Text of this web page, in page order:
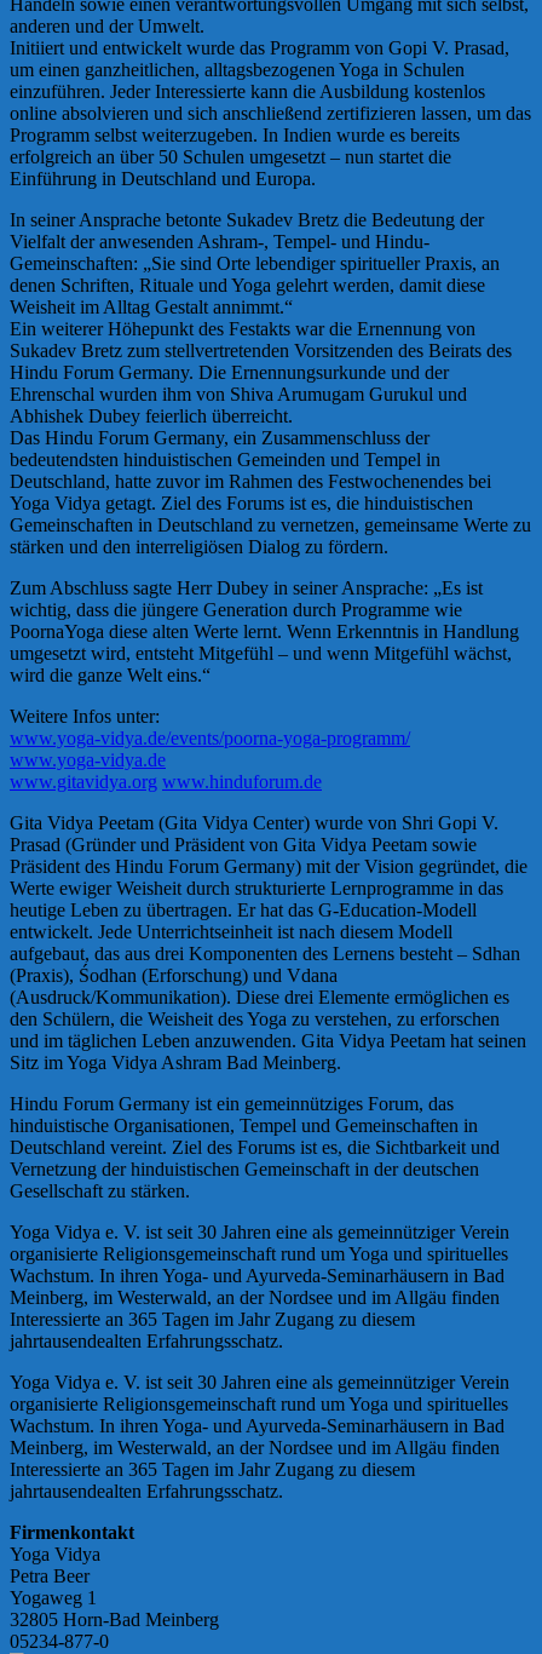
Handeln sowie einen verantwortungsvollen Umgang mit sich selbst,
anderen und der Umwelt.
Initiiert und entwickelt wurde das Programm von Gopi V. Prasad,
um einen ganzheitlichen, alltagsbezogenen Yoga in Schulen
einzuführen. Jeder Interessierte kann die Ausbildung kostenlos
online absolvieren und sich anschließend zertifizieren lassen, um das
Programm selbst weiterzugeben. In Indien wurde es bereits
erfolgreich an über 50 Schulen umgesetzt – nun startet die
Einführung in Deutschland und Europa.
In seiner Ansprache betonte Sukadev Bretz die Bedeutung der
Vielfalt der anwesenden Ashram-, Tempel- und Hindu-
Gemeinschaften: „Sie sind Orte lebendiger spiritueller Praxis, an
denen Schriften, Rituale und Yoga gelehrt werden, damit diese
Weisheit im Alltag Gestalt annimmt.“
Ein weiterer Höhepunkt des Festakts war die Ernennung von
Sukadev Bretz zum stellvertretenden Vorsitzenden des Beirats des
Hindu Forum Germany. Die Ernennungsurkunde und der
Ehrenschal wurden ihm von Shiva Arumugam Gurukul und
Abhishek Dubey feierlich überreicht.
Das Hindu Forum Germany, ein Zusammenschluss der
bedeutendsten hinduistischen Gemeinden und Tempel in
Deutschland, hatte zuvor im Rahmen des Festwochenendes bei
Yoga Vidya getagt. Ziel des Forums ist es, die hinduistischen
Gemeinschaften in Deutschland zu vernetzen, gemeinsame Werte zu
stärken und den interreligiösen Dialog zu fördern.
Zum Abschluss sagte Herr Dubey in seiner Ansprache: „Es ist
wichtig, dass die jüngere Generation durch Programme wie
PoornaYoga diese alten Werte lernt. Wenn Erkenntnis in Handlung
umgesetzt wird, entsteht Mitgefühl – und wenn Mitgefühl wächst,
wird die ganze Welt eins.“
Weitere Infos unter:
www.yoga-vidya.de/events/poorna-yoga-programm/
www.yoga-vidya.de
www.gitavidya.org www.hinduforum.de
Gita Vidya Peetam (Gita Vidya Center) wurde von Shri Gopi V.
Prasad (Gründer und Präsident von Gita Vidya Peetam sowie
Präsident des Hindu Forum Germany) mit der Vision gegründet, die
Werte ewiger Weisheit durch strukturierte Lernprogramme in das
heutige Leben zu übertragen. Er hat das G-Education-Modell
entwickelt. Jede Unterrichtseinheit ist nach diesem Modell
aufgebaut, das aus drei Komponenten des Lernens besteht – Sdhan
(Praxis), Śodhan (Erforschung) und Vdana
(Ausdruck/Kommunikation). Diese drei Elemente ermöglichen es
den Schülern, die Weisheit des Yoga zu verstehen, zu erforschen
und im täglichen Leben anzuwenden. Gita Vidya Peetam hat seinen
Sitz im Yoga Vidya Ashram Bad Meinberg.
Hindu Forum Germany ist ein gemeinnütziges Forum, das
hinduistische Organisationen, Tempel und Gemeinschaften in
Deutschland vereint. Ziel des Forums ist es, die Sichtbarkeit und
Vernetzung der hinduistischen Gemeinschaft in der deutschen
Gesellschaft zu stärken.
Yoga Vidya e. V. ist seit 30 Jahren eine als gemeinnütziger Verein
organisierte Religionsgemeinschaft rund um Yoga und spirituelles
Wachstum. In ihren Yoga- und Ayurveda-Seminarhäusern in Bad
Meinberg, im Westerwald, an der Nordsee und im Allgäu finden
Interessierte an 365 Tagen im Jahr Zugang zu diesem
jahrtausendealten Erfahrungsschatz.
Yoga Vidya e. V. ist seit 30 Jahren eine als gemeinnütziger Verein
organisierte Religionsgemeinschaft rund um Yoga und spirituelles
Wachstum. In ihren Yoga- und Ayurveda-Seminarhäusern in Bad
Meinberg, im Westerwald, an der Nordsee und im Allgäu finden
Interessierte an 365 Tagen im Jahr Zugang zu diesem
jahrtausendealten Erfahrungsschatz.
Firmenkontakt
Yoga Vidya
Petra Beer
Yogaweg 1
32805 Horn-Bad Meinberg
05234-877-0